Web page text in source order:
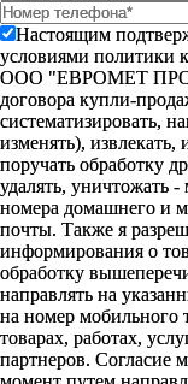
Настоящим
условиями политики
ООО "ЕВРОМЕТ ПРО"
договора купли-
систематизировать,
изменять), извлекать,
поручать обработку
удалять, уничтожать
номера домашнего и
почты. Также я
информирования о
обработку
направлять на
на номер мобильного
товарах, работах,
партнеров. Согласие